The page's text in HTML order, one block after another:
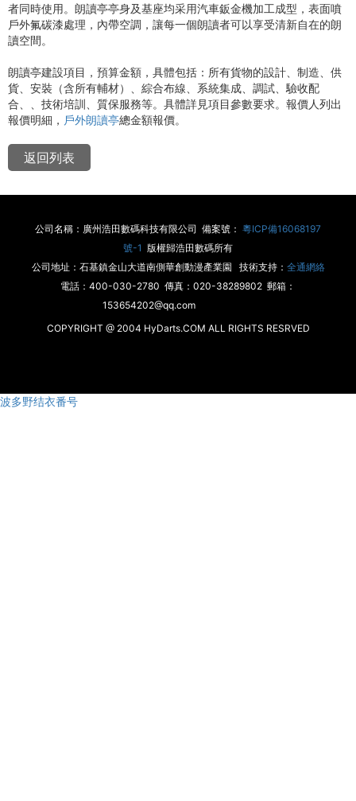
者同時使用。朗讀亭亭身及基座均采用汽車鈑金機加工成型，表面噴
戶外氟碳漆處理，內帶空調，讓每一個朗讀者可以享受清新自在的朗
讀空間。
朗讀亭建設項目，預算金額，具體包括：所有貨物的設計、制造、供
貨、安裝（含所有輔材）、綜合布線、系統集成、調試、驗收配
合、、技術培訓、質保服務等。具體詳見項目參數要求。報價人列出
報價明細， 戶外朗讀亭總金額報價。
返回列表
公司名稱：廣州浩田數碼科技有限公司 備案號： 粵ICP備16068197
號-1 版權歸浩田數碼所有
公司地址：石基鎮金山大道南側華創動漫產業園 技術支持： 全通網絡
電話：400-030-2780 傳真：020-38289802 郵箱：
153654202@qq.com
COPYRIGHT @ 2004 HyDarts.COM ALL RIGHTS RESRVED
波多野结衣番号